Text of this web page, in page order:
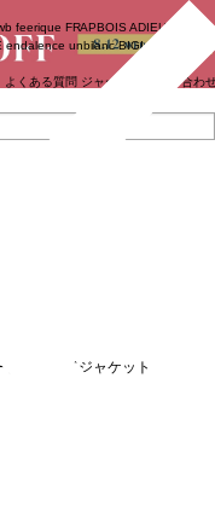
feerique FRAPBOIS ADIEU
endalence unbilanc BIGI online store
よくある質問 ジャーナル お問い合わ
ーラードジャケット